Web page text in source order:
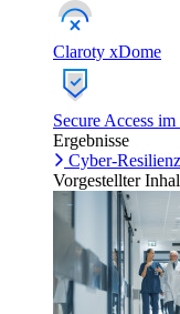
Claroty xDome
Secure Access
Ergebnisse
Cyber-Resilienz
Vorgestellter